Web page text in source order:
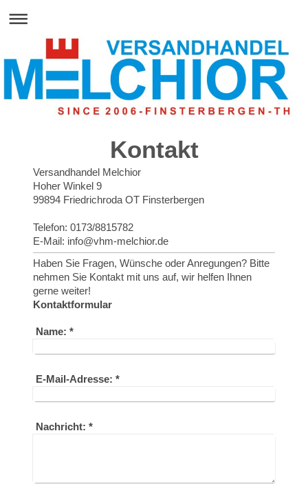
Kontakt
Versandhandel Melchior
Hoher Winkel 9
99894 Friedrichroda OT Finsterbergen
Telefon: 0173/8815782
E-Mail: info@vhm-melchior.de
Haben Sie Fragen, Wünsche oder Anregungen? Bitte
nehmen Sie Kontakt mit uns auf, wir helfen Ihnen
gerne weiter!
Kontaktformular
Name: *
E-Mail-Adresse: *
Nachricht: *